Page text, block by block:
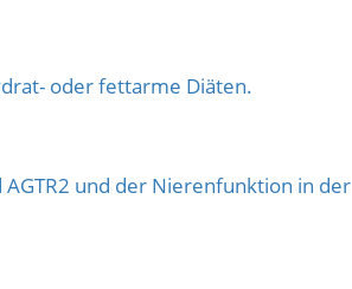
oder fettarme Diäten.
AGTR2 und der Nierenfunktion in der